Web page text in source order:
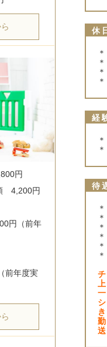
円
　4,200円
円（前年
前年度実
休
経
待